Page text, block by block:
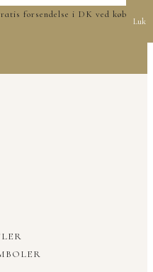
forsendelse i DK ved køb over
Luk